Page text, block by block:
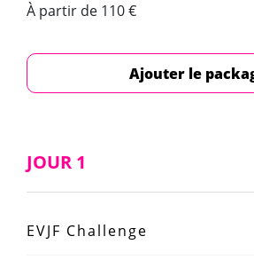
À partir de 110 €
Ajouter le
JOUR 1
EVJF Challenge